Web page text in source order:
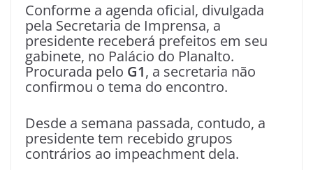
Conforme a agenda oficial, divulgada
pela Secretaria de Imprensa, a
presidente receberá prefeitos em seu
gabinete, no Palácio do Planalto.
Procurada pelo G1, a secretaria não
confirmou o tema do encontro.
Desde a semana passada, contudo, a
presidente tem recebido grupos
contrários ao impeachment dela.